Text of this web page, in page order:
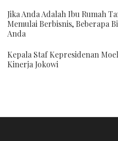
Jika Anda Adalah Ibu Rumah
Memulai Berbisnis, Beberapa
Anda
Kepala Staf Kepresidenan
Kinerja Jokowi